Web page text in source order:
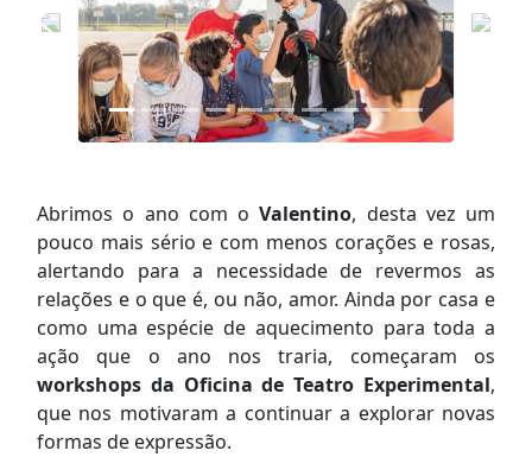
Abrimos o ano com oValentino, desta vez um
pouco mais sério e com menos corações e rosas,
alertando para a necessidade de revermos as
relações e o que é, ou não, amor. Ainda por casa e
como uma espécie de aquecimento para toda a
ação que o ano nos traria, começaram os
workshops da Oficina de Teatro Experimental,
que nos motivaram a continuar a explorar novas
formas de expressão.